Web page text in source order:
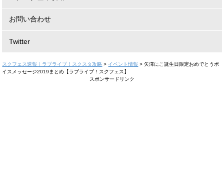
お問い合わせ
Twitter
スクフェス速報｜ラブライブ！スクスタ攻略 > イベント情報 >矢澤にこ誕生日限定おめでとうボ
イスメッセージ2019まとめ【ラブライブ！スクフェス】
スポンサードリンク